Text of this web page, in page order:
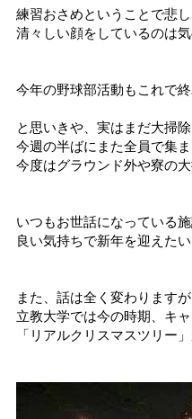
練習おさめということで悲
清々しい顔をしているのは
今年の野球部活動もこれで
と思いきや、実はまだ大掃
今週の半ばにまた全員で集
今度はグラウンド外や寮の
いつもお世話になっている
良い気持ちで新年を迎えた
また、話は全く変わります
立教大学では今の時期、キ
「リアルクリスマスツリー